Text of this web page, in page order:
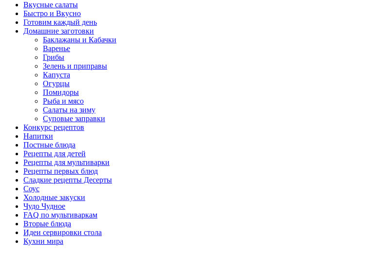
Вкусные салаты
Быстро и Вкусно
Готовим каждый день
Домашние заготовки
Баклажаны и Кабачки
Варенье
Грибы
Зелень и приправы
Капуста
Огурцы
Помидоры
Рыба и мясо
Салаты на зиму
Суповые заправки
Конкурс рецептов
Напитки
Постные блюда
Рецепты для детей
Рецепты для мультиварки
Рецепты первых блюд
Сладкие рецепты Десерты
Соус
Холодные закуски
Чудо Чудное
FAQ по мультиваркам
Вторые блюда
Идеи сервировки стола
Кухни мира